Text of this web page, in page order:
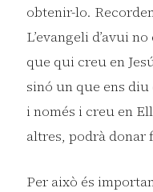
obtenir-lo.
L’evangeli d’avui
que qui creu en
sinó un que ens
i només i creu en
altres, podrà donar
Per això és